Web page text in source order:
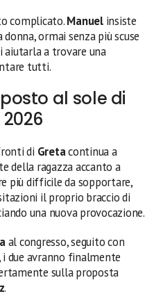
complicato.Manuelinsiste
ormai senza più scuse
aiutarla a trovare una
tutti.
al sole di
di Gretacontinua a
della ragazza accanto a
più difficile da sopportare,
il proprio braccio di
una nuova provocazione.
al congresso, seguito con
i due avranno finalmente
sulla proposta
.